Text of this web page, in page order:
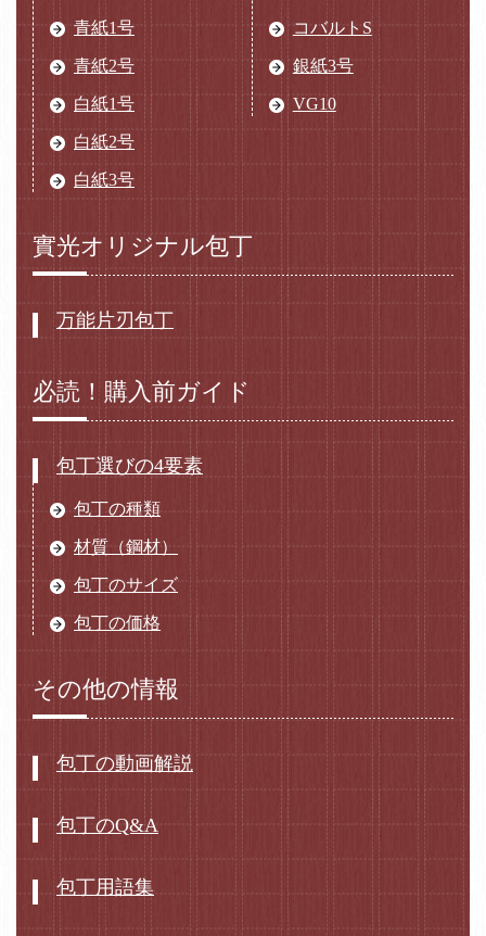
青紙1号
青紙2号
白紙1号
白紙2号
白紙3号
コバルトS
銀紙3号
VG10
實光オリジナル包丁
万能片刃包丁
必読！購入前ガイド
包丁選びの4要素
包丁の種類
材質（鋼材）
包丁のサイズ
包丁の価格
その他の情報
包丁の動画解説
包丁のQ&A
包丁用語集